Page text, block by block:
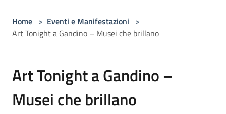
Home > Eventi e Manifestazioni >
Art Tonight a Gandino – Musei che brillano
Art Tonight a Gandino –
Musei che brillano